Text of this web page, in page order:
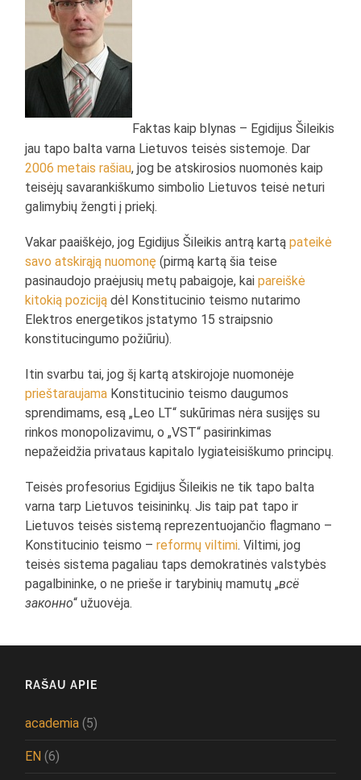
Faktas kaip blynas – Egidijus Šileikis
jau tapo balta varna Lietuvos teisės sistemoje. Dar
2006 metais rašiau, jog be atskirosios nuomonės kaip
teisėjų savarankiškumo simbolio Lietuvos teisė neturi
galimybių žengti į priekį.
Vakar paaiškėjo, jog Egidijus Šileikis antrą kartąpateikė
savo atskirąją nuomonę (pirmą kartą šia teise
pasinaudojo praėjusių metų pabaigoje, kaipareiškė
kitokią poziciją dėl Konstitucinio teismo nutarimo
Elektros energetikos įstatymo 15 straipsnio
konstitucingumo požiūriu).
Itin svarbu tai, jog šį kartą atskirojoje nuomonėje
prieštaraujama Konstitucinio teismo daugumos
sprendimams, esą „Leo LT“ sukūrimas nėra susijęs su
rinkos monopolizavimu, o „VST“ pasirinkimas
nepažeidžia privataus kapitalo lygiateisiškumo principų.
Teisės profesorius Egidijus Šileikis ne tik tapo balta
varna tarp Lietuvos teisininkų. Jis taip pat tapo ir
Lietuvos teisės sistemą reprezentuojančio flagmano –
Konstitucinio teismo –reformų viltimi. Viltimi, jog
teisės sistema pagaliau taps demokratinės valstybės
pagalbininke, o ne prieše ir tarybinių mamutų „всё
законно“ užuovėja.
RAŠAU APIE
academia (5)
EN (6)